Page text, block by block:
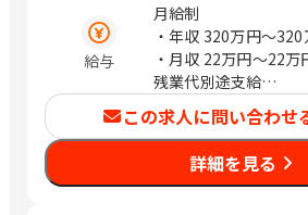
給与
月給制
・年収 320万円〜320
・月収 22万円〜22万
残業代別途支給
通年の評価結果によ
します。
この求人に問い合わせ
詳細を見る